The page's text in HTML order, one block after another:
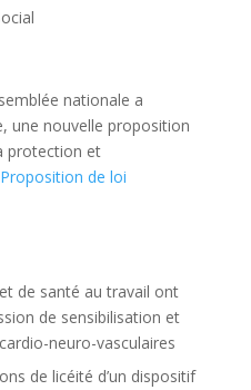
nationale a
une nouvelle proposition
protection et
de loi
de santé au travail ont
de sensibilisation et
neuro-vasculaires
de licéité d’un dispositif